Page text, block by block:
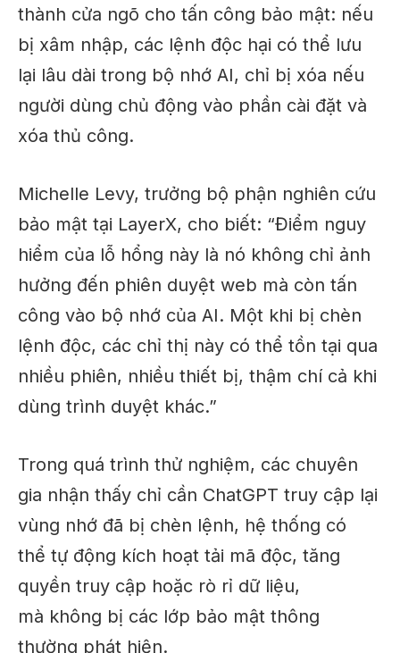
thành cửa ngõ cho tấn công bảo mật: nếu
bị xâm nhập, các lệnh độc hại có thể lưu
lại lâu dài trong bộ nhớ AI, chỉ bị xóa nếu
người dùng chủ động vào phần cài đặt và
xóa thủ công.
Michelle Levy, trưởng bộ phận nghiên cứu
bảo mật tại LayerX, cho biết: “Điểm nguy
hiểm của lỗ hổng này là nó không chỉ ảnh
hưởng đến phiên duyệt web mà còn tấn
công vào bộ nhớ của AI. Một khi bị chèn
lệnh độc, các chỉ thị này có thể tồn tại qua
nhiều phiên, nhiều thiết bị, thậm chí cả khi
dùng trình duyệt khác.”
Trong quá trình thử nghiệm, các chuyên
gia nhận thấy chỉ cần ChatGPT truy cập lại
vùng nhớ đã bị chèn lệnh, hệ thống có
thể tự động kích hoạt tải mã độc, tăng
quyền truy cập hoặc rò rỉ dữ liệu,
mà không bị các lớp bảo mật thông
thường phát hiện.